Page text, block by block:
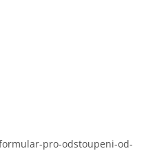
pro-odstoupeni-od-